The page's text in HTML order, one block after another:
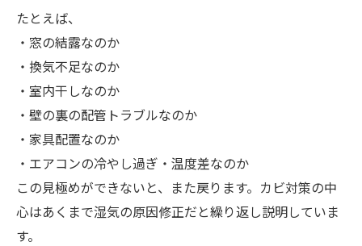
たとえば、
・窓の結露なのか
・換気不足なのか
・室内干しなのか
・壁の裏の配管トラブルなのか
・家具配置なのか
・エアコンの冷やし過ぎ・温度差なのか
この見極めができないと、また戻ります。カビ対策の中
心はあくまで湿気の原因修正だと繰り返し説明していま
す。